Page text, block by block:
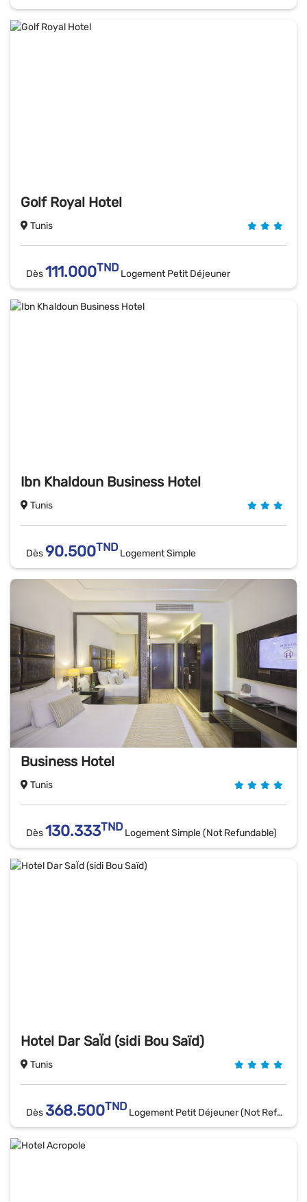
Golf Royal Hotel
Tunis
Dès111.000TND Logement Petit Déjeuner
Ibn Khaldoun Business Hotel
Tunis
Dès90.500TND Logement Simple
Business Hotel
Tunis
Dès130.333TND Logement Simple (Not Refundable)
Hotel Dar SaÏd (sidi Bou Saïd)
Tunis
Dès 368.500TND Logement Petit Déjeuner (Not Refundable)